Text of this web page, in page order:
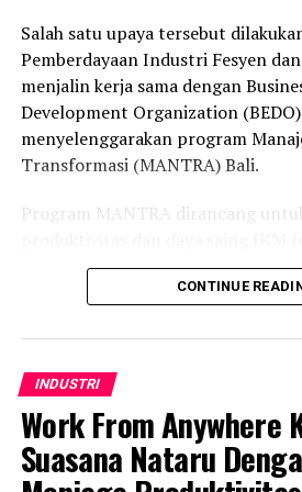
sudah menyatakan komitmennya
aspal Buton di ruas jalan sisi
Negara di IKN.
Salah satu upaya tersebut
Pemberdayaan Industri Fesyen
menjalin kerja sama dengan
Development Organization
menyelenggarakan program
Transformasi (MANTRA) Bali.
Program MANTRA dirancang
melalui penerapan praktik
bertanggung jawab dan kolaboratif
Menteri Perindustrian Agus
menegaskan, penguatan
kunci utama dalam mendorong
keberlanjutan IKM nasional.
CONTINUE
INDUSTRI
Work From Anywhere
Suasana Nataru